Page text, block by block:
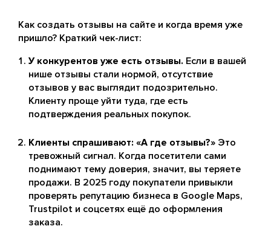
Как создать отзывы на сайте и когда время уже
пришло? Краткий чек-лист:
У конкурентов уже есть отзывы. Если в вашей
нише отзывы стали нормой, отсутствие
отзывов у вас выглядит подозрительно.
Клиенту проще уйти туда, где есть
подтверждения реальных покупок.
Клиенты спрашивают: «А где отзывы?» Это
тревожный сигнал. Когда посетители сами
поднимают тему доверия, значит, вы теряете
продажи. В 2025 году покупатели привыкли
проверять репутацию бизнеса в Google Maps,
Trustpilot и соцсетях ещё до оформления
заказа.